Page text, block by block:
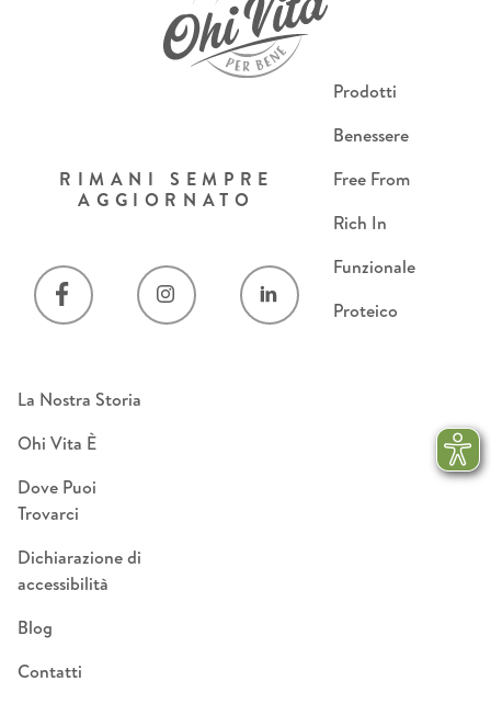
Prodotti
Benessere
Free From
Rich In
Funzionale
Proteico
La Nostra Storia
Ohi Vita È
Dove Puoi
Trovarci
Dichiarazione di
accessibilità
Blog
Contatti
RIMANI SEMPRE
AGGIORNATO